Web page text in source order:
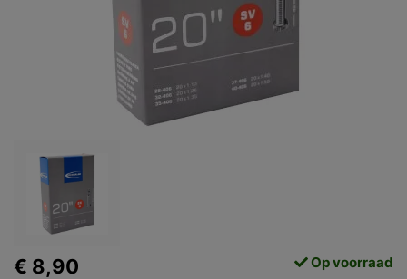
€ 8,90 Op voorraad